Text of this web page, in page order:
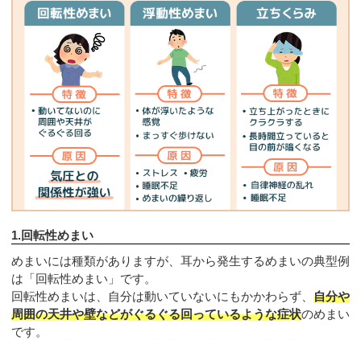
1.回転性めまい
めまいには種類がありますが、耳から発生するめまいの典型例
は「回転性めまい」です。
回転性めまいは、自分は動いていないにもかかわらず、 自分や
周囲の天井や壁などがぐるぐる回っているような症状のめまい
です。